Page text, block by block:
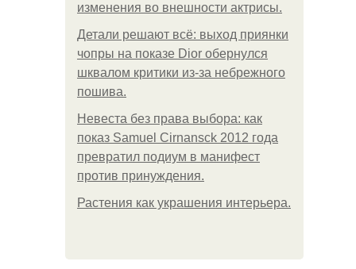
изменения во внешности актрисы.
Детали решают всё: выход приянки
чопры на показе Dior обернулся
шквалом критики из-за небрежного
пошива.
Невеста без права выбора: как
показ Samuel Cirnansck 2012 года
превратил подиум в манифест
против принуждения.
Растения как украшения интерьера.